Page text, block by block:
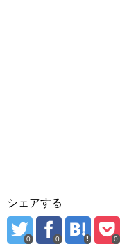
シェアする
0 0 0